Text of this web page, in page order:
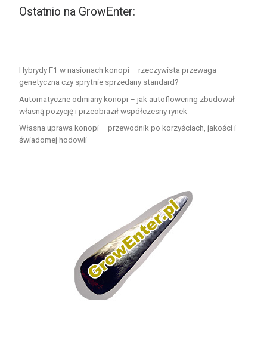
Ostatnio na GrowEnter:
Hybrydy F1 w nasionach konopi – rzeczywista przewaga
genetyczna czy sprytnie sprzedany standard?
Automatyczne odmiany konopi – jak autoflowering zbudował
własną pozycję i przeobraził współczesny rynek
Własna uprawa konopi – przewodnik po korzyściach, jakości i
świadomej hodowli